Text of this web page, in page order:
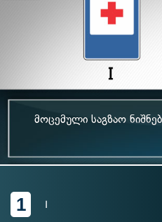
მოცემული საგზაო
1 I